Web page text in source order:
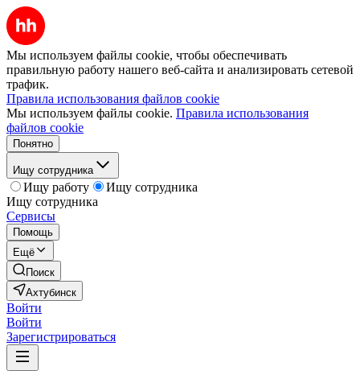
Мы используем файлы cookie, чтобы обеспечивать
правильную работу нашего веб-сайта и анализировать сетевой
трафик.
Правила использования файлов cookie
Мы используем файлы cookie. Правила использования
файлов cookie
Понятно
Ищу сотрудника
Ищу работу
Ищу сотрудника
Ищу сотрудника
Сервисы
Помощь
Ещё
Поиск
Ахтубинск
Войти
Войти
Зарегистрироваться